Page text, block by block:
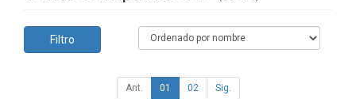
Filtro
Ant. 01 02 Sig.